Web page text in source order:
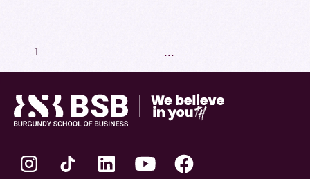
1 ...